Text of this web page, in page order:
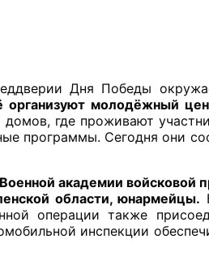
организуют молодёжный
домов, где проживают
программы. Сегодня они
академии войсковой
области, юнармейцы.
операции также
инспекции